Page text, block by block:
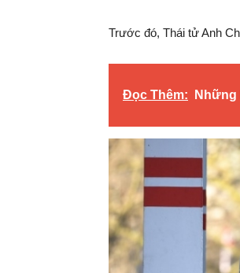
Trước đó, Thái tử Anh
Đọc Thêm: Những